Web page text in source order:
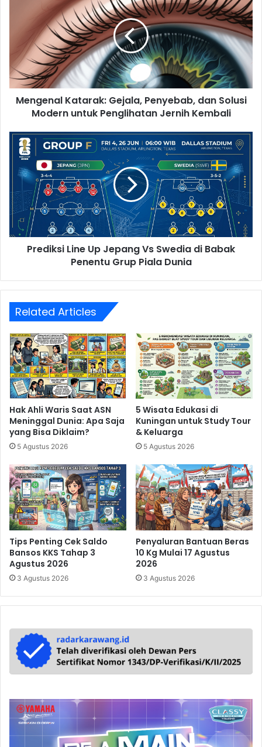
Penyebab,
Solusi
Modern
untuk
Penglihatan
Jernih
Kembali
Mengenal Katarak: Gejala, Penyebab, dan Solusi
Modern untuk Penglihatan Jernih Kembali
Prediksi
Line
Jepang
Swedia di
Babak
Penentu
Grup
Prediksi Line Up Jepang Vs Swedia di Babak
Penentu Grup Piala Dunia
Related Articles
Hak Ahli Waris Saat ASN
Meninggal Dunia: Apa Saja
yang Bisa Diklaim?
5 Agustus 2026
5 Wisata Edukasi di
Kuningan untuk Study Tour
& Keluarga
5 Agustus 2026
Tips Penting Cek Saldo
Bansos KKS Tahap 3
Agustus 2026
3 Agustus 2026
Penyaluran Bantuan Beras
10 Kg Mulai 17 Agustus
2026
3 Agustus 2026